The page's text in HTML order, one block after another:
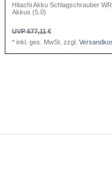
Hitachi Akku Schlagschrauber
Akkus (5.0)
UVP 677,11 €
*inkl. ges. MwSt. zzgl.